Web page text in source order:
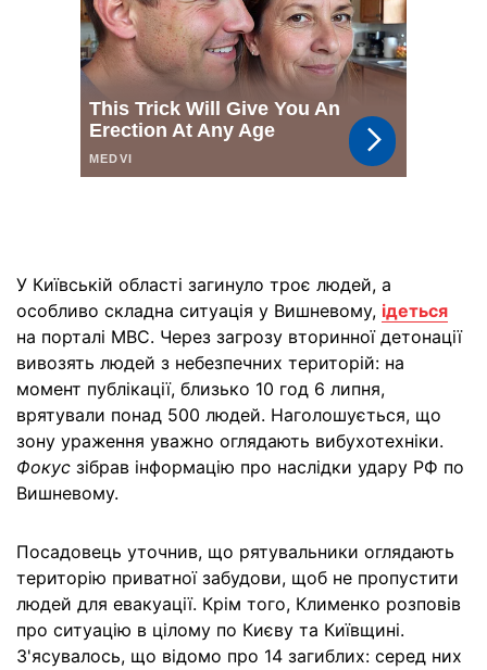
У Київській області загинуло троє людей, а
особливо складна ситуація у Вишневому, ідеться
на порталі МВС. Через загрозу вторинної детонації
вивозять людей з небезпечних територій: на
момент публікації, близько 10 год 6 липня,
врятували понад 500 людей. Наголошується, що
зону ураження уважно оглядають вибухотехніки.
Фокус зібрав інформацію про наслідки удару РФ по
Вишневому.
Посадовець уточнив, що рятувальники оглядають
територію приватної забудови, щоб не пропустити
людей для евакуації. Крім того, Клименко розповів
про ситуацію в цілому по Києву та Київщині.
З'ясувалось, що відомо про 14 загиблих: серед них